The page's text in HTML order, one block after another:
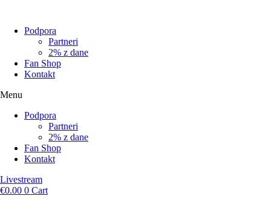
Podpora
Partneri
2% z dane
Fan Shop
Kontakt
Menu
Podpora
Partneri
2% z dane
Fan Shop
Kontakt
Livestream
€0.00 0 Cart